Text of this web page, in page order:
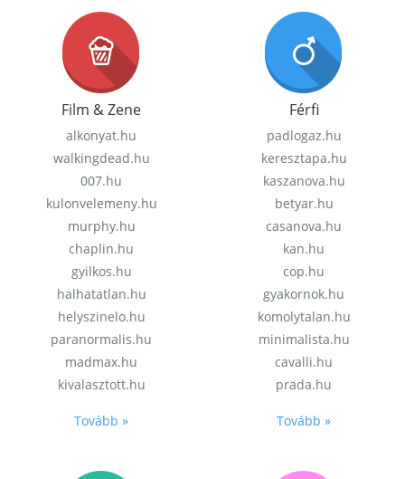
Film & Zene
alkonyat.hu
walkingdead.hu
007.hu
kulonvelemeny.hu
murphy.hu
chaplin.hu
gyilkos.hu
halhatatlan.hu
helyszinelo.hu
paranormalis.hu
madmax.hu
kivalasztott.hu
Tovább »
Férfi
padlogaz.hu
keresztapa.hu
kaszanova.hu
betyar.hu
casanova.hu
kan.hu
cop.hu
gyakornok.hu
komolytalan.hu
minimalista.hu
cavalli.hu
prada.hu
Tovább »